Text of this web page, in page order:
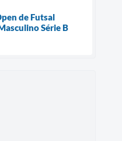
de Futsal
Série B